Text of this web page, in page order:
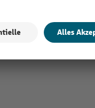
anzeigen